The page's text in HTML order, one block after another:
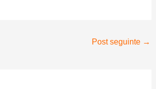
Post seguinte →